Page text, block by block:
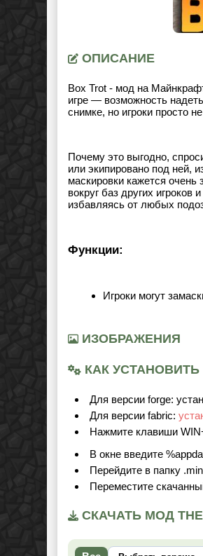
ОПИСАНИЕ
Box Trot - мод на
игре — возможность
снимке, но игроки просто
Почему это выгодно,
или экипировано под ней,
маскировки кажется очень
вокруг баз других
избавляясь от любых
Функции:
Игроки могут
ИЗОБРАЖЕНИЯ
КАК УСТАНОВИТЬ
Для версии forge:
Для версии fabric:
Нажмите клавиши
В окне введите
Перейдите в папку
Переместите
СКАЧАТЬ МОД